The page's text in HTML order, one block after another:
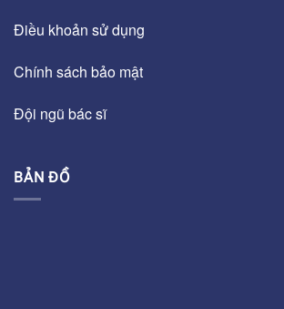
Điều khoản sử dụng
Chính sách bảo mật
Đội ngũ bác sĩ
BẢN ĐỒ